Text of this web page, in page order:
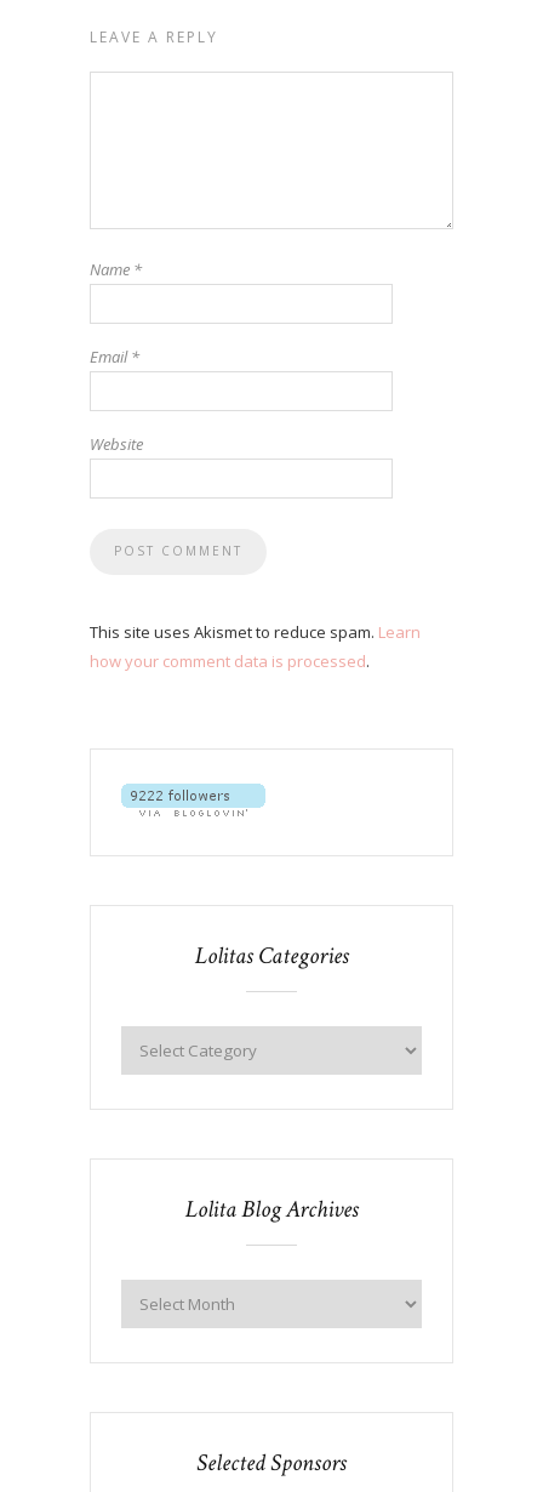
LEAVE A REPLY
Name *
Email*
Website
This site uses Akismet to reduce spam. Learn
how your comment data is processed.
Lolitas Categories
Lolita Blog Archives
Selected Sponsors